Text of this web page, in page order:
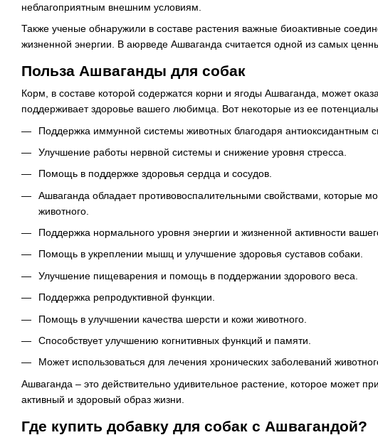
неблагоприятным внешним условиям.
Также ученые обнаружили в составе растения важные биоактивные
жизненной энергии. В аюрведе Ашваганда считается одной из самых
Польза Ашваганды для собак
Корм, в составе которой содержатся корни и ягоды Ашваганда, может
поддерживает здоровье вашего любимца. Вот некоторые из ее
Поддержка иммунной системы животных благодаря антиоксидантным
Улучшение работы нервной системы и снижение уровня стресса.
Помощь в поддержке здоровья сердца и сосудов.
Ашваганда обладает противовоспалительными свойствами, которые
животного.
Поддержка нормального уровня энергии и жизненной активности
Помощь в укреплении мышц и улучшение здоровья суставов собаки.
Улучшение пищеварения и помощь в поддержании здорового веса.
Поддержка репродуктивной функции.
Помощь в улучшении качества шерсти и кожи животного.
Способствует улучшению когнитивных функций и памяти.
Может использоваться для лечения хронических заболеваний
Ашваганда – это действительно удивительное растение, которое может
активный и здоровый образ жизни.
Где купить добавку для собак с Ашвагандой?